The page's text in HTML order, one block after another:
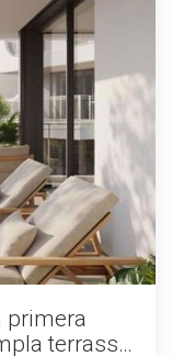
primera
terrassa
Sempre activades